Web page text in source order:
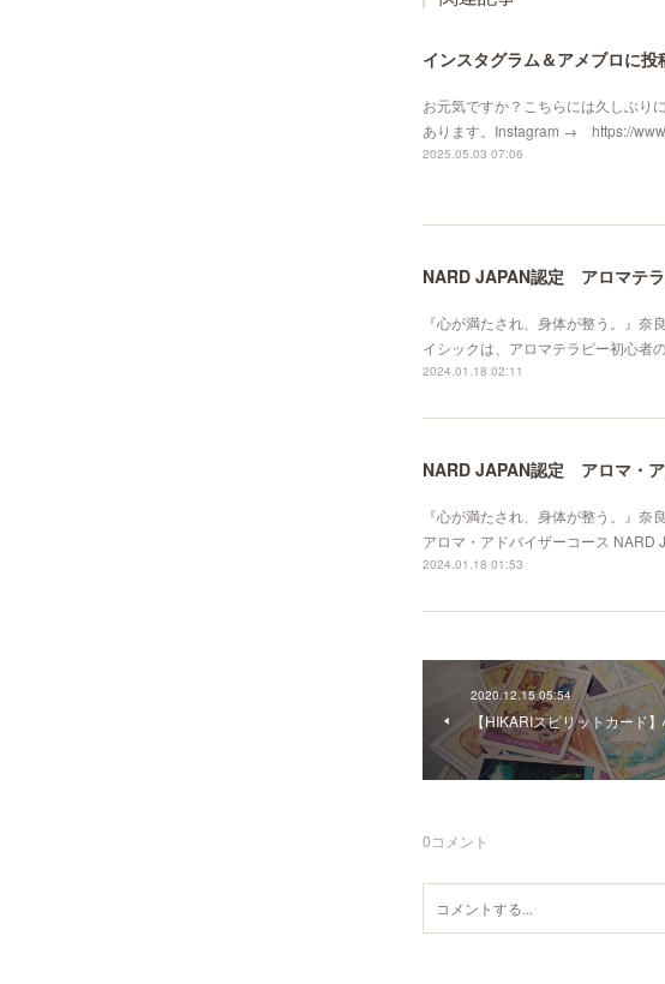
インスタグラム＆アメブロに投
お元気ですか？こちらには久しぶり
あります。Instagram → https://
2025.05.03 07:06
NARD JAPAN認定 アロマテ
『心が満たされ、身体が整う。』
イシックは、アロマテラピー初心者
2024.01.18 02:11
NARD JAPAN認定 アロマ・
『心が満たされ、身体が整う。』
アロマ・アドバイザーコース NARD
2024.01.18 01:53
2020.12.15 05:54
【HIKARIスピリットカード
0コメント